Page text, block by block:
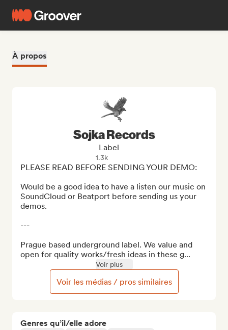
À propos
Genres qu’il/elle adore
Sojka Records
Label
1.3k
PLEASE READ BEFORE SENDING YOUR DEMO:
Would be a good idea to have a listen our music on
SoundCloud or Beatport before sending us your
demos.
---
Prague based underground label. We value and
open for quality works/fresh ideas in these g...
Voir plus
Voir les médias / pros similaires